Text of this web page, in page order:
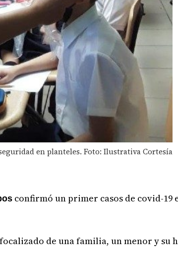
en planteles. Foto: Ilustrativa Cortesía
confirmó un primer casos de covid-19
de una familia, un menor y su